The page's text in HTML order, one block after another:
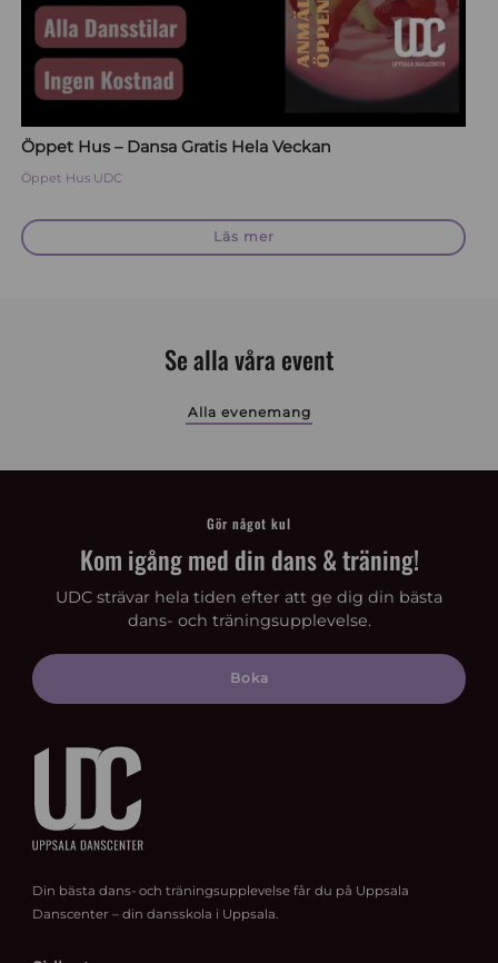
Öppet Hus – Dansa Gratis Hela Veckan
Öppet Hus UDC
Läs mer
Se alla våra event
Alla evenemang
Gör något kul
Kom igång med din dans & träning!
UDC strävar hela tiden efter att ge dig din bästa
dans- och träningsupplevelse.
Boka
Din bästa dans- och träningsupplevelse får du på Uppsala
Danscenter – din dansskola i Uppsala.